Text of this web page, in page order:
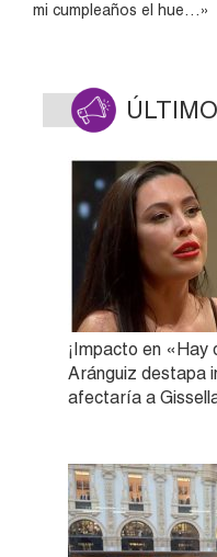
mi cumpleaños el hue…»
¡Impacto en «Hay
Aránguiz destapa
afectaría a